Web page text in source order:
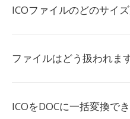
ICOファイルのどのサイ
ファイルはどう扱われま
ICOをDOCに一括変換で